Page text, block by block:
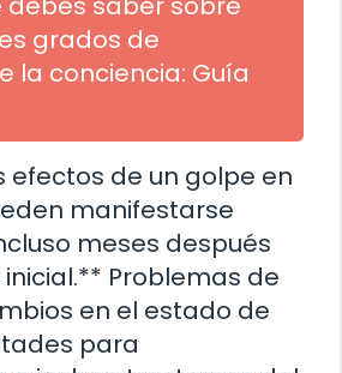
grados de
la conciencia: Guía
efectos de un golpe en
manifestarse
meses después
Problemas de
en el estado de
para